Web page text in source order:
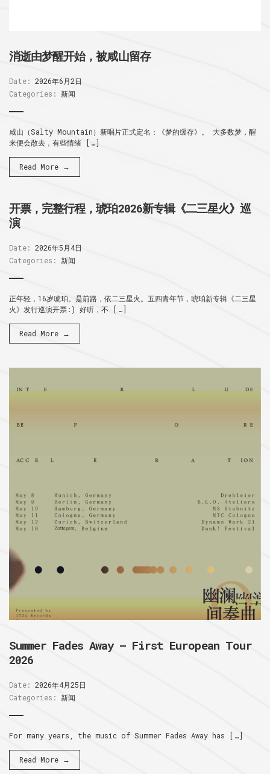
消逝由梦醒开始，被咸山留存
Date: 2026年6月2日
Categories:
新闻
咸山（Salty Mountain）新唱片正式定名：《梦的缓存》。 大多数梦，醒
来便会散去，有些情绪 […]
Read More →
开票，完整行程，琥珀2026新专辑《二三星火》巡
演
Date: 2026年5月4日
Categories:
新闻
正年轻，16岁琥珀。是前路，依二三星火。五四青年节，琥珀新专辑《二三星
火》发行巡演开票:) 好听，不 […]
Read More →
Summer Fades Away – First European Tour
2026
Date: 2026年4月25日
Categories:
新闻
For many years, the music of Summer Fades Away has […]
Read More →